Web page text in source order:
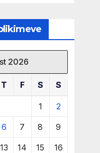
2026
T F S S
1 2
6 7 8 9
13 14 15 16